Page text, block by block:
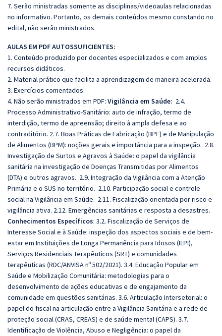
7. Serão ministradas somente as disciplinas/videoaulas relacionadas
no informativo. Portanto, os demais conteúdos mesmo constando no
edital, não serão ministrados.
AULAS EM PDF AUTOSSUFICIENTES:
1. Conteúdo produzido por docentes especializados e com amplos
recursos didáticos.
2. Material prático que facilita a aprendizagem de maneira acelerada.
3. Exercícios comentados.
4. Não serão ministrados em PDF: Vigilância em Saúde: 2.4.
Processo Administrativo-Sanitário: auto de infração, termo de
interdição, termo de apreensão; direito à ampla defesa e ao
contraditório. 2.7. Boas Práticas de Fabricação (BPF) e de Manipulação
de Alimentos (BPM): noções gerais e importância para a inspeção. 2.8.
Investigação de Surtos e Agravos à Saúde: o papel da vigilância
sanitária na investigação de Doenças Transmitidas por Alimentos
(DTA) e outros agravos. 2.9. Integração da Vigilância com a Atenção
Primária e o SUS no território. 2.10. Participação social e controle
social na Vigilância em Saúde. 2.11. Fiscalização orientada por risco e
vigilância ativa. 2.12. Emergências sanitárias e resposta a desastres.
Conhecimentos Específicos: 3.2. Fiscalização de Serviços de
Interesse Social e à Saúde: inspeção dos aspectos sociais e de bem-
estar em Instituições de Longa Permanência para Idosos (ILPI),
Serviços Residenciais Terapêuticos (SRT) e comunidades
terapêuticas (RDC/ANVISA nº 502/2021). 3.4. Educação Popular em
Saúde e Mobilização Comunitária: metodologias para o
desenvolvimento de ações educativas e de engajamento da
comunidade em questões sanitárias. 3.6. Articulação Intersetorial: o
papel do fiscal na articulação entre a Vigilância Sanitária e a rede de
proteção social (CRAS, CREAS) e de saúde mental (CAPS). 3.7.
Identificação de Violência, Abuso e Negligência: o papel da